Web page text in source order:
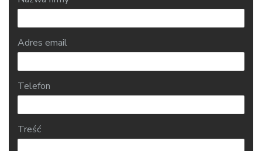
Adres email
Telefon
Treść